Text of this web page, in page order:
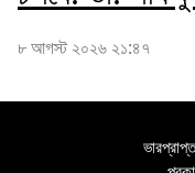
৮ আগস্ট ২০২৬ ২১:৪৭